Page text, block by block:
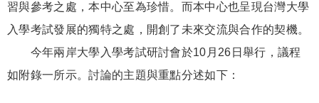
習與參考之處，本中心至為珍惜。而本中心也呈現台灣大學
入學考試發展的獨特之處，開創了未來交流與合作的契機。
今年兩岸大學入學考試研討會於10月26日舉行，議程
如附錄一所示。討論的主題與重點分述如下：